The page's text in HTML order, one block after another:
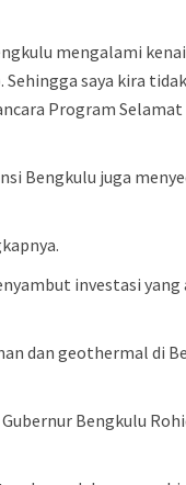
mengalami
saya kira
Program Selamat
Bengkulu juga
investasi yang
dan geothermal di
Bengkulu